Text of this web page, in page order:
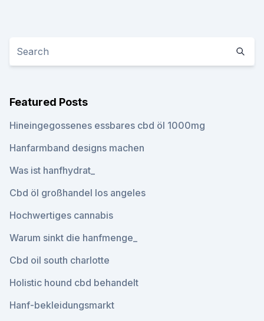
Featured Posts
Hineingegossenes essbares cbd öl 1000mg
Hanfarmband designs machen
Was ist hanfhydrat_
Cbd öl großhandel los angeles
Hochwertiges cannabis
Warum sinkt die hanfmenge_
Cbd oil south charlotte
Holistic hound cbd behandelt
Hanf-bekleidungsmarkt